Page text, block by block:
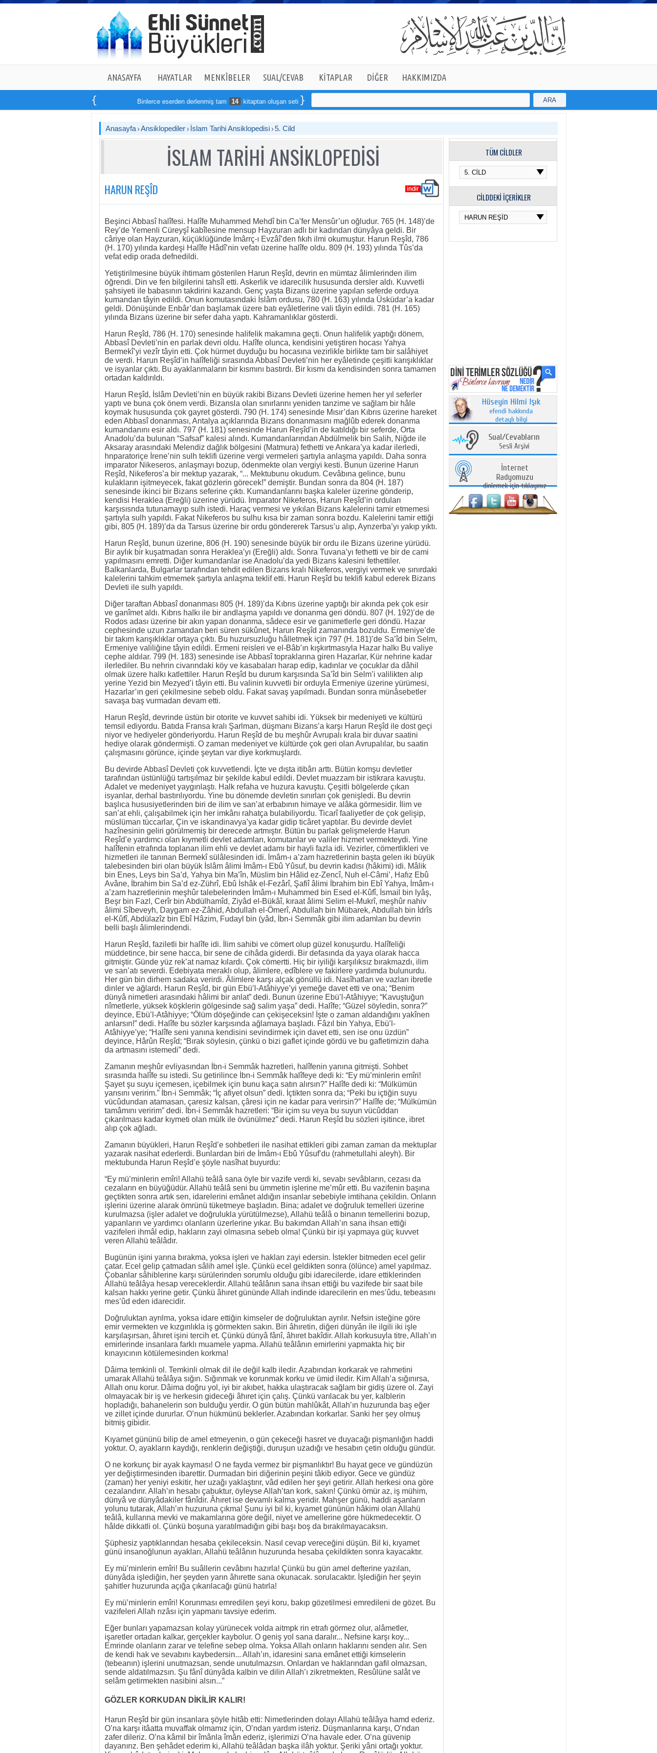
ANASAYFA HAYATLAR MENKÎBELER SUAL/CEVAB KİTAPLAR DİĞER HAKKIMIZDA
Binlerce eserden derlenmiş tam 14 kitaptan oluşan seti online sipariş verebilirsiniz ARA
Anasayfa Ansiklopediler İslam Tarihi Ansiklopedisi 5. Cild
İSLAM TARİHİ ANSİKLOPEDİSİ
HARUN REŞÎD
Beşinci Abbasî halîfesi. Halîfe Muhammed Mehdî bin Ca’fer Mensûr’un oğludur. 765 (H. 148)’de
Rey’de Yemenli Cüreyşî kabîlesine mensup Hayzuran adlı bir kadından dünyâya geldi. Bir
câriye olan Hayzuran, küçüklüğünde İmârrç-ı Evzâî’den fıkıh ilmi okumuştur. Harun Reşîd, 786
(H. 170) yılında kardeşi Halîfe Hâdî’nin vefatı üzerine halîfe oldu. 809 (H. 193) yılında Tûs’da
vefat edip orada defnedildi.
Yetiştirilmesine büyük ihtimam gösterilen Harun Reşîd, devrin en mümtaz âlimlerinden ilim
öğrendi. Din ve fen bilgilerini tahsîl etti. Askerlik ve idarecilik hususunda dersler aldı. Kuvvetli
şahsiyeti ile babasının takdirini kazandı. Genç yaşta Bizans üzerine yapılan seferde orduya
kumandan tâyin edildi. Onun komutasındaki İslâm ordusu, 780 (H. 163) yılında Üsküdar’a kadar
geldi. Dönüşünde Enbâr’dan başlamak üzere batı eyâletlerine vali tâyin edildi. 781 (H. 165)
yılında Bizans üzerine bir sefer daha yaptı. Kahramanlıklar gösterdi.
Harun Reşîd, 786 (H. 170) senesinde halifelik makamına geçti. Onun halifelik yaptığı dönem,
Abbasî Devleti’nin en parlak devri oldu. Halîfe olunca, kendisini yetiştiren hocası Yahya
Bermekî’yi vezîr tâyin etti. Çok hürmet duyduğu bu hocasına vezirlikle birlikte tam bir salâhiyet
de verdi. Harun Reşîd’in halîfeliği sırasında Abbasî Devleti’nin her eyâletinde çeşitli karışıklıklar
ve isyanlar çıktı. Bu ayaklanmaların bir kısmını bastırdı. Bir kısmı da kendisinden sonra tamamen
ortadan kaldırıldı.
Harun Reşîd, İslâm Devleti’nin en büyük rakibi Bizans Devleti üzerine hemen her yıl seferler
yaptı ve buna çok önem verdi. Bizansla olan sınırlarını yeniden tanzime ve sağlam bir hâle
koymak hususunda çok gayret gösterdi. 790 (H. 174) senesinde Mısır’dan Kıbrıs üzerine hareket
eden Abbasî donanması, Antalya açıklarında Bizans donanmasını mağlûb ederek donanma
kumandanını esir aldı. 797 (H. 181) senesinde Harun Reşîd’in de katıldığı bir seferde, Orta
Anadolu’da bulunan “Safsaf” kalesi alındı. Kumandanlarından Abdülmelik bin Salih, Niğde ile
Aksaray arasındaki Melendiz dağlık bölgesini (Matmura) fethetti ve Ankara’ya kadar ilerledi,
hnparatoriçe İrene’nin sulh teklifi üzerine vergi vermeleri şartıyla anlaşma yapıldı. Daha sonra
imparator Nikeseros, anlaşmayı bozup, ödenmekte olan vergiyi kesti. Bunun üzerine Harun
Reşîd, Nikeferos’a bir mektup yazarak, “... Mektubunu okudum. Cevâbına gelince, bunu
kulakların işitmeyecek, fakat gözlerin görecek!” demiştir. Bundan sonra da 804 (H. 187)
senesinde ikinci bir Bizans seferine çıktı. Kumandanlarını başka kaleler üzerine gönderip,
kendisi Heraklea (Ereğli) üzerine yürüdü. İmparator Nikeferos, Harun Reşîd’in orduları
karşısısnda tutunamayıp sulh istedi. Haraç vermesi ve yıkılan Bizans kalelerini tamir etmemesi
şartıyla sulh yapıldı. Fakat Nikeferos bu sulhu kısa bir zaman sonra bozdu. Kalelerini tamir ettiği
gibi, 805 (H. 189)’da da Tarsus üzerine bir ordu göndererek Tarsus’u alıp, Aynzerba’yı yakıp yıktı.
Harun Reşîd, bunun üzerine, 806 (H. 190) senesinde büyük bir ordu ile Bizans üzerine yürüdü.
Bir aylık bir kuşatmadan sonra Heraklea’yı (Ereğli) aldı. Sonra Tuvana’yı fethetti ve bir de cami
yapılmasını emretti. Diğer kumandanlar ise Anadolu’da yedi Bizans kalesini fethettiler.
Balkanlarda, Bulgarlar tarafından tehdit edilen Bizans kralı Nikeferos, vergiyi vermek ve sınırdaki
kalelerini tahkim etmemek şartıyla anlaşma teklif etti. Harun Reşîd bu teklifi kabul ederek Bizans
Devleti ile sulh yapıldı.
Diğer taraftan Abbasî donanması 805 (H. 189)’da Kıbrıs üzerine yaptığı bir akında pek çok esir
ve ganîmet aldı. Kıbrıs halkı ile bir andlaşma yapıldı ve donanma geri döndü. 807 (H. 192)’de de
Rodos adası üzerine bir akın yapan donanma, sâdece esir ve ganimetlerle geri döndü. Hazar
cephesinde uzun zamandan beri süren sükûnet, Harun Reşîd zamanında bozuldu. Ermeniye’de
bir takım karışıklıklar ortaya çıktı. Bu huzursuzluğu hâlletmek için 797 (H. 181)’de Sa’îd bin Selm,
Ermeniye valiliğine tâyin edildi. Ermeni reisleri ve el-Bâb’ın kışkırtmasıyla Hazar halkı Bu valiye
cephe aldılar. 799 (H. 183) senesinde ise Abbasî topraklarına giren Hazarlar, Kür nehrine kadar
ilerlediler. Bu nehrin civarındaki köy ve kasabaları harap edip, kadınlar ve çocuklar da dâhil
olmak üzere halkı katlettiler. Harun Reşîd bu durum karşısında Sa’îd bin Selm’i valilikten alıp
yerine Yezid bin Mezyed’i tâyin etti. Bu valinin kuvvetli bir orduyla Ermeniye üzerine yürümesi,
Hazarlar’ın geri çekilmesine sebeb oldu. Fakat savaş yapılmadı. Bundan sonra münâsebetler
savaşa baş vurmadan devam etti.
Harun Reşîd, devrinde üstün bir otorite ve kuvvet sahibi idi. Yüksek bir medeniyeti ve kültürü
temsil ediyordu. Batıda Fransa kralı Şarlman, düşmanı Bizans’a karşı Harun Reşîd ile dost geçi
niyor ve hediyeler gönderiyordu. Harun Reşîd de bu meşhûr Avrupalı krala bir duvar saatini
hediye olarak göndermişti. O zaman medeniyet ve kültürde çok geri olan Avrupalılar, bu saatin
çalışmasını görünce, içinde şeytan var diye korkmuşlardı.
Bu devirde Abbasî Devleti çok kuvvetlendi. İçte ve dışta itibârı arttı. Bütün komşu devletler
tarafından üstünlüğü tartışılmaz bir şekilde kabul edildi. Devlet muazzam bir istikrara kavuştu.
Adalet ve medeniyet yaygınlaştı. Halk refaha ve huzura kavuştu. Çeşitli bölgelerde çıkan
isyanlar, derhal bastırılıyordu. Yine bu dönemde devletin sınırları çok genişledi. Bu devrin
başlıca hususiyetlerinden biri de ilim ve san’at erbabının himaye ve alâka görmesidir. İlim ve
san’at ehli, çalışabilmek için her imkânı rahatça bulabiliyordu. Ticarî faaliyetler de çok gelişip,
müslüman tüccarlar, Çin ve iskandinavya’ya kadar gidip ticâret yaptılar. Bu devirde devlet
hazînesinin geliri görülmemiş bir derecede artmıştır. Bütün bu parlak gelişmelerde Harun
Reşîd’e yardımcı olan kıymetli devlet adamları, komutanlar ve valiler hizmet vermekteydi. Yine
halîfenin etrafında toplanan ilim ehli ve devlet adamı bir hayli fazla idi. Vezirler, cömertlikleri ve
hizmetleri ile tanınan Bermekî sülâlesinden idi. İmâm-ı a’zam hazretlerinin başta gelen iki büyük
talebesinden biri olan büyük İslâm âlimi İmâm-ı Ebû Yûsuf, bu devrin kadısı (hâkimi) idi. Mâlik
bin Enes, Leys bin Sa’d, Yahya bin Ma’în, Müslim bin Hâlid ez-Zencî, Nuh el-Câmi’, Hafız Ebû
Avâne, İbrahim bin Sa’d ez-Zührî, Ebû İshâk el-Fezârî, Şafiî âlimi İbrahim bin Ebî Yahya, İmâm-ı
a’zam hazretlerinin meşhûr talebelerinden İmâm-ı Muhammed bin Esed el-Kûfî, İsmail bin lyâş,
Beşr bin Fazl, Cerîr bin Abdülhamîd, Ziyâd el-Bükâî, kıraat âlimi Selim el-Mukrî, meşhûr nahiv
âlimi Sîbeveyh, Daygam ez-Zâhid, Abdullah el-Ömerî, Abdullah bin Mübarek, Abdullah bin İdrîs
el-Kûfî, Abdülazîz bin Ebî Hâzim, Fudayl bin (yâd, İbn-i Semmâk gibi ilim adamları bu devrin
belli başlı âlimlerindendi.
Harun Reşîd, faziletli bir halîfe idi. İlim sahibi ve cömert olup güzel konuşurdu. Halîfeliği
müddetince, bir sene hacca, bir sene de cihâda giderdi. Bir defasında da yaya olarak hacca
gitmiştir. Günde yüz rek’at namaz kılardı. Çok cömertti. Hiç bir iyiliği karşılıksız bırakmazdı, ilim
ve san’atı severdi. Edebiyata meraklı olup, âlimlere, edîblere ve fakirlere yardımda bulunurdu.
Her gün bin dirhem sadaka verirdi. Âlimlere karşı alçak gönüllü idi. Nasîhatları ve vazları ibretle
dinler ve ağlardı. Harun Reşîd, bir gün Ebü’l-Atâhiyye’yi yemeğe davet etti ve ona; “Benim
dünyâ nimetleri arasındaki hâlimi bir anlat” dedi. Bunun üzerine Ebü’l-Atâhiyye; “Kavuştuğun
nîmetlerle, yüksek köşklerin gölgesinde sağ salim yaşa” dedi. Halîfe; “Güzel söyledin, sonra?”
deyince, Ebü’l-Atâhiyye; “Ölüm döşeğinde can çekişeceksin! İşte o zaman aldandığını yakînen
anlarsın!” dedi. Halîfe bu sözler karşısında ağlamaya başladı. Fâzıl bin Yahya, Ebü’l-
Atâhiyye’ye; “Halîfe seni yanına kendisini sevindirmek için davet etti, sen ise onu üzdün”
deyince, Hârûn Reşîd; “Bırak söylesin, çünkü o bizi gaflet içinde gördü ve bu gafletimizin daha
da artmasını istemedi” dedi.
Zamanın meşhûr evliyasından İbn-i Semmâk hazretleri, halîfenin yanına gitmişti. Sohbet
sırasında halîfe su istedi. Su getirilince İbn-i Semmâk halîfeye dedi ki: “Ey mü’minlerin emîri!
Şayet şu suyu içemesen, içebilmek için bunu kaça satın alırsın?” Halîfe dedi ki: “Mülkümün
yarısını veririm.” İbn-i Semmâk; “İç afiyet olsun” dedi. İçtikten sonra da; “Peki bu içtiğin suyu
vücûdundan atamasan, çaresiz kalsan, çâresi için ne kadar para verirsin?” Halîfe de; “Mülkümün
tamâmını veririm” dedi. İbn-i Semmâk hazretleri: “Bir içim su veya bu suyun vücûddan
çıkarılması kadar kıymeti olan mülk ile övünülmez” dedi. Harun Reşîd bu sözleri işitince, ibret
alıp çok ağladı.
Zamanın büyükleri, Harun Reşîd’e sohbetleri ile nasihat ettikleri gibi zaman zaman da mektuplar
yazarak nasihat ederlerdi. Bunlardan biri de İmâm-ı Ebû Yûsuf’du (rahmetullahi aleyh). Bir
mektubunda Harun Reşîd’e şöyle nasîhat buyurdu:
“Ey mü’minlerin emîri! Allahü teâlâ sana öyle bir vazife verdi ki, sevabı sevâbların, cezası da
cezaların en büyüğüdür. Allahü teâlâ seni bu ümmetin işlerine me’mûr etti. Bu vazifenin başına
geçtikten sonra artık sen, idarelerini emânet aldığın insanlar sebebiyle imtihana çekildin. Onların
işlerini üzerine alarak ömrünü tüketmeye başladın. Bina; adalet ve doğruluk temelleri üzerine
kurulmazsa (işler adalet ve doğrulukla yürütülmezse), Allahü teâlâ o binanın temellerini bozup,
yapanların ve yardımcı olanların üzerlerine yıkar. Bu bakımdan Allah’ın sana ihsan ettiği
vazifeleri ihmâl edip, hakların zayi olmasına sebeb olma! Çünkü bir işi yapmaya güç kuvvet
veren Allahü teâlâdır.
Bugünün işini yarına bırakma, yoksa işleri ve hakları zayi edersin. İstekler bitmeden ecel gelir
çatar. Ecel gelip çatmadan sâlih amel işle. Çünkü ecel geldikten sonra (ölünce) amel yapılmaz.
Çobanlar sâhiblerine karşı sürülerinden sorumlu olduğu gibi idarecilerde, idare ettiklerinden
Allahü teâlâya hesap vereceklerdir. Allahü teâlânın sana ihsan ettiği bu vazifede bir saat bile
kalsan hakkı yerine getir. Çünkü âhıret gününde Allah indinde idarecilerin en mes’ûdu, tebeasını
mes’ûd eden idarecidir.
Doğruluktan ayrılma, yoksa idare ettiğin kimseler de doğruluktan ayrılır. Nefsin isteğine göre
emir vermekten ve kızgınlıkla iş görmekten sakın. Biri âhıretin, diğeri dünyân ile ilgili iki işle
karşılaşırsan, âhıret işini tercih et. Çünkü dünyâ fânî, âhıret bakîdir. Allah korkusuyla titre, Allah’ın
emirlerinde insanlara farklı muamele yapma. Allahü teâlânın emirlerini yapmakta hiç bir
kınayıcının kötülemesinden korkma!
Dâima temkinli ol. Temkinli olmak dil ile değil kalb iledir. Azabından korkarak ve rahmetini
umarak Allahü teâlâya sığın. Sığınmak ve korunmak korku ve ümid iledir. Kim Allah’a sığınırsa,
Allah onu korur. Dâima doğru yol, iyi bir akıbet, hakka ulaştıracak sağlam bir gidiş üzere ol. Zayi
olmayacak bir iş ve herkesin gideceği âhıret için çalış. Çünkü varılacak bu yer, kalblerin
hopladığı, bahanelerin son bulduğu yerdir. O gün bütün mahlûkât, Allah’ın huzurunda baş eğer
ve zillet içinde dururlar. O’nun hükmünü beklerler. Azabından korkarlar. Sanki her şey olmuş
bitmiş gibidir.
Kıyamet gününü bilip de amel etmeyenin, o gün çekeceği hasret ve duyacağı pişmanlığın haddi
yoktur. O, ayakların kaydığı, renklerin değiştiği, duruşun uzadığı ve hesabın çetin olduğu gündür.
O ne korkunç bir ayak kayması! O ne fayda vermez bir pişmanlıktır! Bu hayat gece ve gündüzün
yer değiştirmesinden ibarettir. Durmadan biri diğerinin peşini tâkib ediyor. Gece ve gündüz
(zaman) her yeniyi eskitir, her uzağı yaklaştırır, vâd edilen her şeyi getirir. Allah herkesi ona göre
cezalandırır. Allah’ın hesabı çabuktur, öyleyse Allah’tan kork, sakın! Çünkü ömür az, iş mühim,
dünyâ ve dünyâdakiler fânîdir. Âhıret ise devamlı kalma yeridir. Mahşer günü, haddi aşanların
yolunu tutarak, Allah’ın huzuruna çıkma! Şunu iyi bil ki, kıyamet gününün hâkimi olan Allahü
teâlâ, kullarına mevki ve makamlarına göre değil, niyet ve amellerine göre hükmedecektir. O
hâlde dikkatli ol. Çünkü boşuna yaratılmadığın gibi başı boş da bırakılmayacaksın.
Şüphesiz yaptıklarından hesaba çekileceksin. Nasıl cevap vereceğini düşün. Bil ki, kıyamet
günü insanoğlunun ayakları, Allahü teâlânın huzurunda hesaba çekildikten sonra kayacaktır.
Ey mü’minlerin emîri! Bu suâllerin cevâbını hazırla! Çünkü bu gün amel defterine yazılan,
dünyâda işlediğin, her şeyden yarın âhırette sana okunacak. sorulacaktır. İşlediğin her şeyin
şahitler huzurunda açığa çıkarılacağı günü hatırla!
Ey mü’minlerin emîri! Korunması emredilen şeyi koru, bakıp gözetilmesi emredileni de gözet. Bu
vazifeleri Allah rızâsı için yapmanı tavsiye ederim.
Eğer bunları yapamazsan kolay yürünecek volda aitmpk rin etrafı görmez olur, alâmetler,
işaretler ortadan kalkar, gerçekler kaybolur. O geniş yol sana daralır... Nefsine karşı koy...
Emrinde olanların zarar ve telefine sebep olma. Yoksa Allah onların haklarını senden alır. Sen
de kendi hak ve sevabını kaybedersin... Allah’ın, idaresini sana emânet ettiği kimselerin
(tebeanın) işlerini unutmazsan, sende unutulmazsın. Onlardan ve haklarından gafil olmazsan,
sende aldatılmazsın. Şu fânî dünyâda kalbin ve dilin Allah’ı zikretmekten, Resûlüne salât ve
selâm getirmekten nasibini alsın...”
GÖZLER KORKUDAN DİKİLİR KALIR!
Harun Reşîd bir gün insanlara şöyle hitâb etti: Nimetlerinden dolayı Allahü teâlâya hamd ederiz.
O’na karşı itâatta muvaffak olmamız için, O’ndan yardım isteriz. Düşmanlarına karşı, O’ndan
zafer dileriz. O’na kâmil bir îmânla îmân ederiz, işlerimizi O’na havale eder. O’na güvenip
dayanırız. Ben şehâdet ederim ki, Allahü teâlâdan başka ilâh yoktur. Şeriki yâni ortağı yoktur.
TÜM CİLDLER
CİLDDEKİ İÇERİKLER
Hüseyin Hilmi Işık
efendi hakkında
detaylı bilgi
Sual/Cevabların
Sesli Arşivi
İnternet
Radyomuzu
dinlemek için tıklayınız